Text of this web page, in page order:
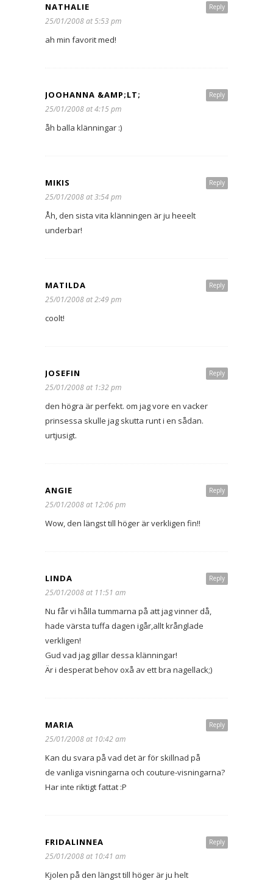
Reply
NATHALIE
25/01/2008 at 5:53 pm
ah min favorit med!
Reply
JOOHANNA &AMP;LT;
25/01/2008 at 4:15 pm
åh balla klänningar :)
Reply
MIKIS
25/01/2008 at 3:54 pm
Åh, den sista vita klänningen är ju heeelt
underbar!
Reply
MATILDA
25/01/2008 at 2:49 pm
coolt!
Reply
JOSEFIN
25/01/2008 at 1:32 pm
den högra är perfekt. om jag vore en vacker
prinsessa skulle jag skutta runt i en sådan.
urtjusigt.
Reply
ANGIE
25/01/2008 at 12:06 pm
Wow, den längst till höger är verkligen fin!!
Reply
LINDA
25/01/2008 at 11:51 am
Nu får vi hålla tummarna på att jag vinner då,
hade värsta tuffa dagen igår,allt krånglade
verkligen!
Gud vad jag gillar dessa klänningar!
Är i desperat behov oxå av ett bra nagellack;)
Reply
MARIA
25/01/2008 at 10:42 am
Kan du svara på vad det är för skillnad på
de vanliga visningarna och couture-visningarna?
Har inte riktigt fattat :P
Reply
FRIDALINNEA
25/01/2008 at 10:41 am
Kjolen på den längst till höger är ju helt